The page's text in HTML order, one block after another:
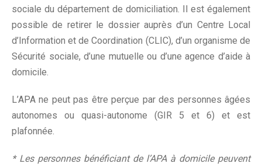
sociale du département de domiciliation. Il est également
possible de retirer le dossier auprès d’un Centre Local
d’Information et de Coordination (CLIC), d’un organisme de
Sécurité sociale, d’une mutuelle ou d’une agence d’aide à
domicile.
L’APA ne peut pas être perçue par des personnes âgées
autonomes ou quasi-autonome (GIR 5 et 6) et est
plafonnée.
* Les personnes bénéficiant de l’APA à domicile peuvent